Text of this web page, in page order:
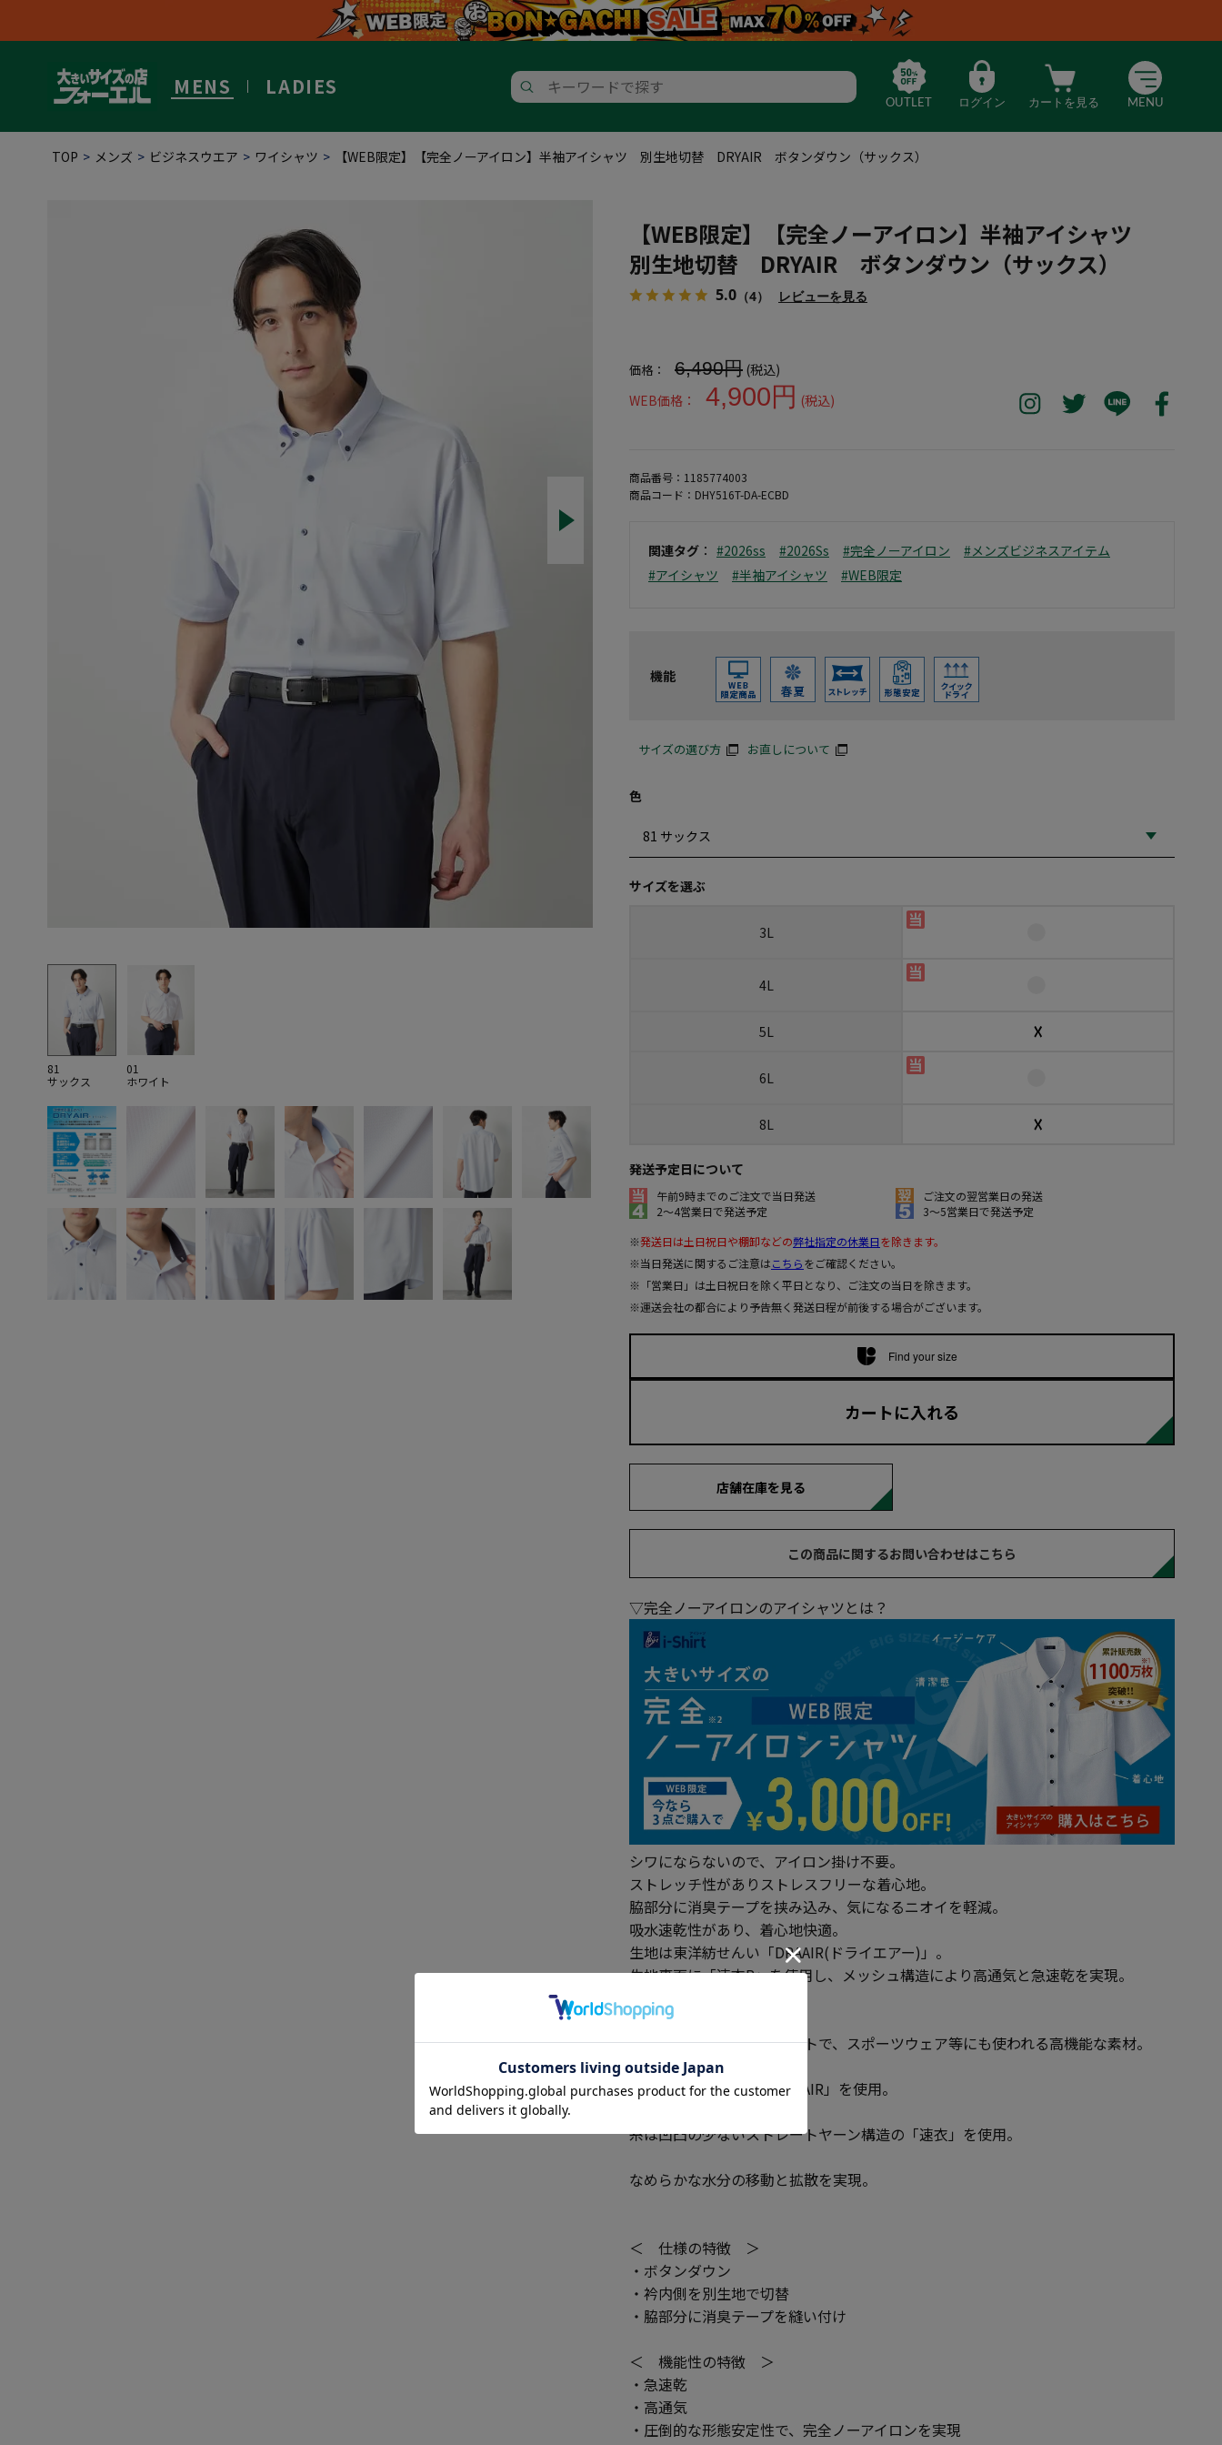
MENS LADIES
OUTLET ログイン カートを見る MENU
TOP メンズ ビジネスウエア ワイシャツ 【WEB限定】【完全ノーアイロン】半袖アイシャツ 別生地切替 DRYAIR ボタンダウン（サックス）
81
サックス
01
ホワイト
【WEB限定】【完全ノーアイロン】半袖アイシャツ
別生地切替 DRYAIR ボタンダウン（サックス）
5.0 （4） レビューを見る
価格： 6,490円 (税込)
WEB価格：
4,900円 (税込)
商品番号： 1185774003
商品コード： DHY516T-DA-ECBD
関連タグ ： #2026ss #2026Ss #完全ノーアイロン
#メンズビジネスアイテム
#アイシャツ
#半袖アイシャツ #WEB限定
機能
サイズの選び方 お直しについて
色
サイズを選ぶ
3L
4L
5L ☓
6L
8L ☓
発送予定日について
午前9時までのご注文で当日発送
ご注文の翌営業日の発送
2～4営業日で発送予定
3～5営業日で発送予定
※発送日は土日祝日や棚卸などの弊社指定の休業日を除きます。
※当日発送に関するご注意はこちらをご確認ください。
※「営業日」は土日祝日を除く平日となり、ご注文の当日を除きます。
※運送会社の都合により予告無く発送日程が前後する場合がございます。
Find your size
カートに入れる
店舗在庫を見る
この商品に関するお問い合わせはこちら
▽完全ノーアイロンのアイシャツとは？
シワにならないので、アイロン掛け不要。
ストレッチ性がありストレスフリーな着心地。
脇部分に消臭テープを挟み込み、気になるニオイを軽減。
吸水速乾性があり、着心地快適。
生地は東洋紡せんい「DRAAIR(ドライエアー)」。
生地裏面に「速衣R」を使用し、メッシュ構造により高通気と急速乾を実現。
＜ 素材の特徴 ＞
・生地はポリエステルニットで、スポーツウェア等にも使われる高機能な素材。
・東洋紡せんい素材「DRYAIR」を使用。
糸は凹凸の少ないストレートヤーン構造の「速衣」を使用。
なめらかな水分の移動と拡散を実現。
＜ 仕様の特徴 ＞
・ボタンダウン
・衿内側を別生地で切替
・脇部分に消臭テープを縫い付け
＜ 機能性の特徴 ＞
・急速乾
・高通気
・圧倒的な形態安定性で、完全ノーアイロンを実現